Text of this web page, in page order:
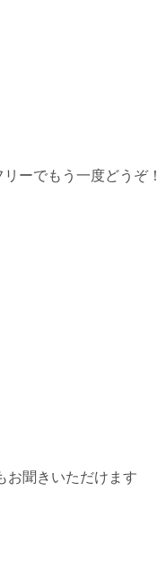
ーでもう一度どうぞ！
お聞きいただけます